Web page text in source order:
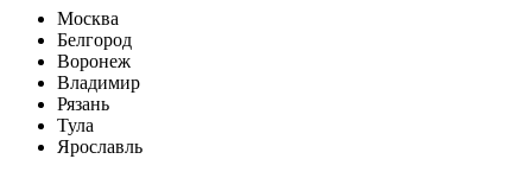
Москва
Белгород
Воронеж
Владимир
Рязань
Тула
Ярославль